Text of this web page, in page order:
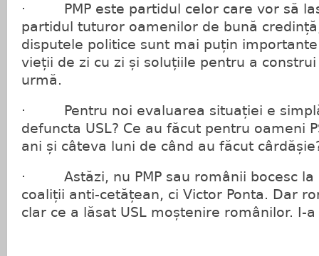
· PMP este partidul celor care vor să
partidul tuturor oamenilor de bună
disputele politice sunt mai puțin
vieții de zi cu zi și soluțiile pentru a
urmă.
· Pentru noi evaluarea situației e
defuncta USL? Ce au făcut pentru oameni
ani și câteva luni de când au făcut
· Astăzi, nu PMP sau românii bocesc la
coaliții anti-cetățean, ci Victor Ponta. Dar
clar ce a lăsat USL moștenire românilor. I-